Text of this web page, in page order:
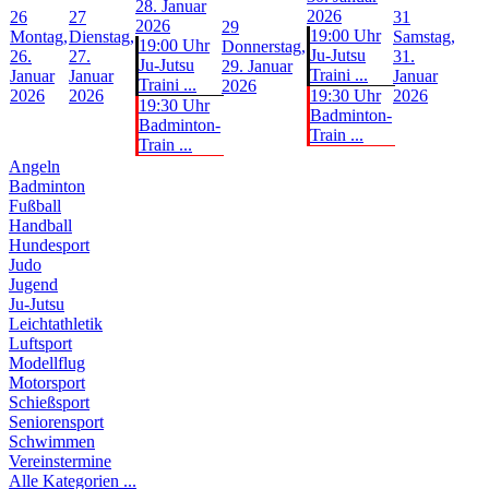
26
Montag,
26.
Januar
2026
27
Dienstag,
27.
Januar
2026
28. Januar
2026
19:00 Uhr
Ju-Jutsu
Traini ...
19:30 Uhr
Badminton-
Train ...
29
Donnerstag,
29. Januar
2026
2026
19:00 Uhr
Ju-Jutsu
Traini ...
19:30 Uhr
Badminton-
Train ...
31
Samstag,
31.
Januar
2026
Angeln
Badminton
Fußball
Handball
Hundesport
Judo
Jugend
Ju-Jutsu
Leichtathletik
Luftsport
Modellflug
Motorsport
Schießsport
Seniorensport
Schwimmen
Vereinstermine
Alle Kategorien ...